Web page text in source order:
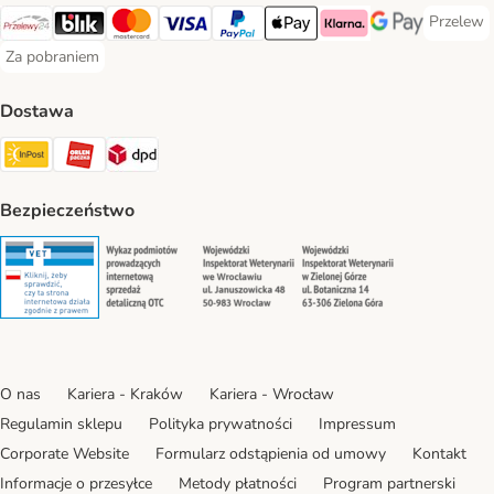
Przelewy24 Payment Method
Blik Payment Method
MasterCard Payment Method
Visa Payment Method
PayPal Payment Method
Apple Pay Payment Method
Klarna Payment Method
Google Pay
Przelew
Przelew
Za pobraniem
Za pobraniem Payment Method
Dostawa
Paczkomat® Shipping Method
ORLEN Paczka Shipping Method
DPD Shipping Method
Bezpieczeństwo
Security Security Security
O nas Kariera - Kraków
Kariera - Wrocław
Regulamin sklepu
Polityka prywatności
Impressum
Corporate Website
Formularz odstąpienia od umowy
Kontakt
Informacje o przesyłce
Metody płatności Program partnerski